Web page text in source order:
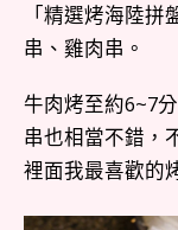
「精選烤海陸
串、雞肉串。
牛肉烤至約6~7
串也相當不錯，
裡面我最喜歡的